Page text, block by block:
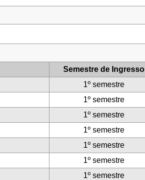
Semestre de Ingresso
1º semestre
1º semestre
1º semestre
1º semestre
1º semestre
1º semestre
1º semestre